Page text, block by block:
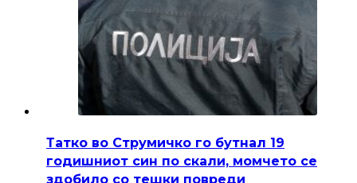
Татко во Струмичко го бутнал 19
годишниот син по скали, момчето се
здобило со тешки повреди